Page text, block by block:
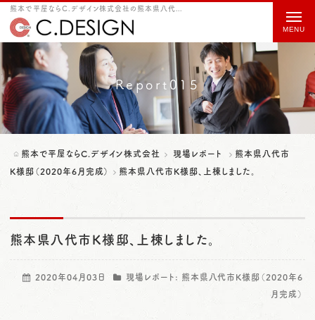
熊本で平屋ならC.デザイン株式会社の熊本県八代市K様邸、上棟しました。をご紹介
Report015
熊本で平屋ならC.デザイン株式会社 現場レポート
熊本県八代市
K様邸（2020年6月完成）
熊本県八代市K様邸、上棟しました。
熊本県八代市K様邸、上棟しました。
2020年04月03日 現場レポート: 熊本県八代市K様邸（2020年6
月完成）
t
o
g
g
l
e
a
t